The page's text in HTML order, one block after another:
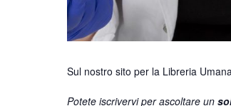
Sul nostro sito per la Libreria
Potete iscrivervi per ascoltare un